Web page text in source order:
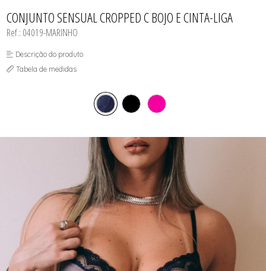
POLICIAIS
PRETAS
VERMELHAS
MEIAS
CONJUNTOS
CORPETES, ESPARTILHOS E
CORSELETS
FANTASIAS
CONJUNTO SENSUAL CROPPED C BOJO E CINTA-LIGA
Ref.: 04019-MARINHO
Descrição do produto
Tabela de medidas